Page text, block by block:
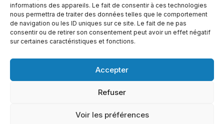
informations des appareils. Le fait de consentir à ces technologies
nous permettra de traiter des données telles que le comportement
de navigation ou les ID uniques sur ce site. Le fait de ne pas
consentir ou de retirer son consentement peut avoir un effet négatif
sur certaines caractéristiques et fonctions.
Accepter
Refuser
Voir les préférences
38016 GRENOBLE, Cedex 1
Chambery
Immeuble le Paris
73000 Chambéry
© All rights reserved
Mentions légales –Cookies – Politiques de confidentialité